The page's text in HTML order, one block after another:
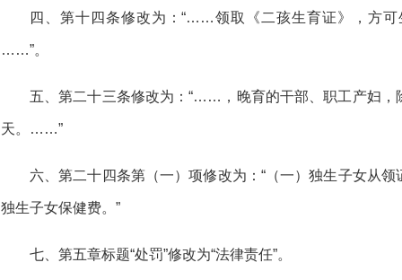
四、第十四条修改为：“……领取《二孩生育证》，方
……”。
五、第二十三条修改为：“……，晚育的干部、职工产妇，
天。……”
六、第二十四条第（一）项修改为：“（一）独生子女从
独生子女保健费。”
七、第五章标题“处罚”修改为“法律责任”。